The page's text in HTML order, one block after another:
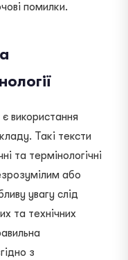
помилки.
використання
Такі тексти
та термінологічні
або
увагу слід
та технічних
з